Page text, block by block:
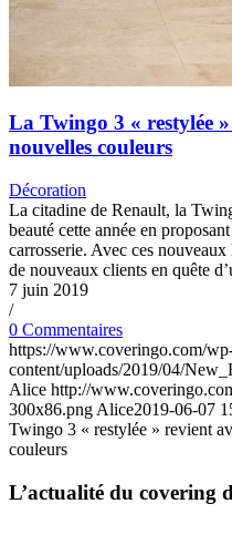
La Twingo 3 « restylée
nouvelles couleurs
Décoration
La citadine de Renault, la
beauté cette année en
carrosserie. Avec ces
de nouveaux clients en quête
7 juin 2019
/
0 Commentaires
https://www.coveringo.com/
content/uploads/2019/04/
Alice http://
300x86.png Alice2019-06-07
Twingo 3 « restylée » revient
couleurs
L’actualité du covering